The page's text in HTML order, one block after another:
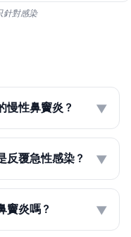
針對感染
慢性鼻竇炎？ ▼
反覆急性感染？ ▼
竇炎嗎？ ▼